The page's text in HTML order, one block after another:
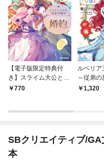
【電子版限定特典付
き】スライム大公と没
落令嬢のあんがい幸せ
770
ルベリ
～従弟の
られる羽
1,320
SBクリエイティブ/
本